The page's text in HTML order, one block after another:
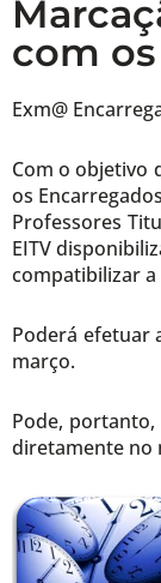
com os
Exm@
Com o objetivo
os
Professores
EITV
compatibilizar a
Poderá efetuar
março.
Pode,
diretamente no